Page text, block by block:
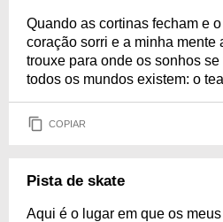
Quando as cortinas fecham e
coração sorri e a minha mente
trouxe para onde os sonhos
todos os mundos existem: o
COPIAR
Pista de skate
Aqui é o lugar em que os